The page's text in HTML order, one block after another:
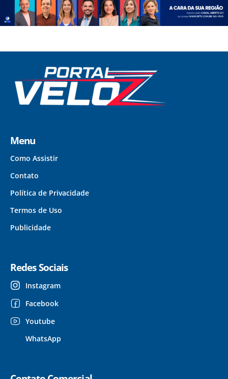
Menu
Como Assistir
Contato
Política de Privacidade
Termos de Uso
Publicidade
Redes Sociais
Instagram
Facebook
Youtube
WhatsApp